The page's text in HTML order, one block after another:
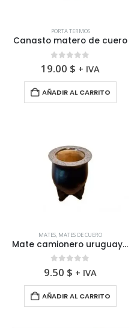
PORTA TERMOS
Canasto matero de cuero
0 fuera de 5
19.00 $ + IVA
AÑADIR AL CARRITO
MATES MATES DE CUERO
Mate camionero uruguayo virola cincelada
0fuera de 5
9.50 $ + IVA
AÑADIR AL CARRITO